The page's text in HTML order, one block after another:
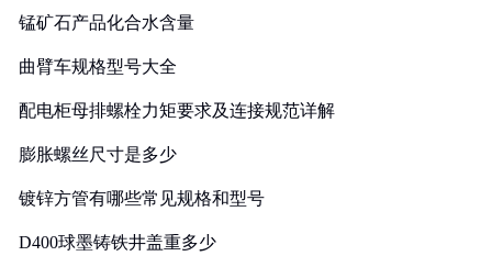
锰矿石产品化合水含量
曲臂车规格型号大全
配电柜母排螺栓力矩要求及连接规范详解
膨胀螺丝尺寸是多少
镀锌方管有哪些常见规格和型号
D400球墨铸铁井盖重多少